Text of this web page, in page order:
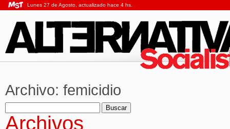
Lunes 27 de Agosto, actualizado hace 4 hs.
Archivo: femicidio
Buscar:
Archivos